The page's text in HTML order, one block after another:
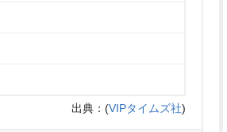
出典： (VIPタイムズ社)